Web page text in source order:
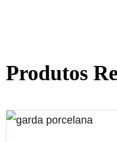
Produtos